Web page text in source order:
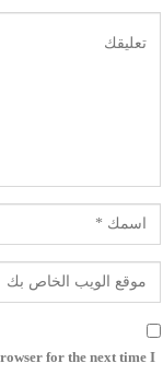
for the next time I